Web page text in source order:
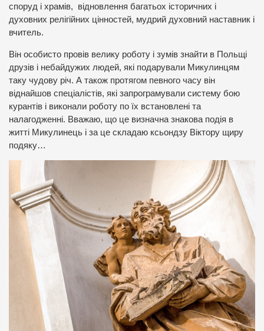
споруд і храмів, відновлення багатьох історичних і
духовних релігійних цінностей, мудрий духовний наставник і
вчитель.
Він особисто провів велику роботу і зумів знайти в Польщі
друзів і небайдужих людей, які подарували Микулинцям
таку чудову річ. А також протягом певного часу він
віднайшов спеціалістів, які запрограмували систему бою
курантів і виконали роботу по їх встановлені та
налагодженні. Вважаю, що це визначна знакова подія в
житті Микулинець і за це складаю ксьондзу Віктору щиру
подяку…